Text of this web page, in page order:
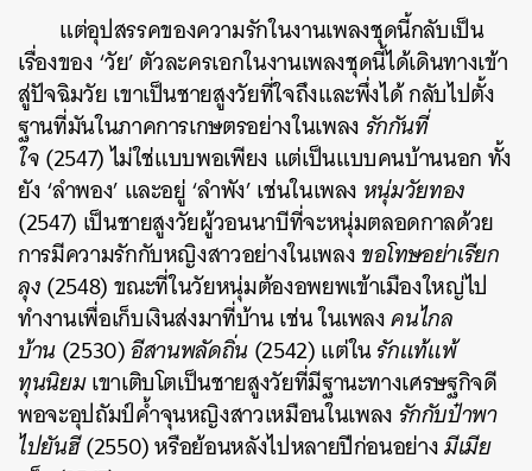
แต่อุปสรรคของความรักในงานเพลงชุดนี้กลับเป็น
เรื่องของ ‘วัย’ ตัวละครเอกในงานเพลงชุดนี้ได้เดินทางเข้า
สู่ปัจฉิมวัย เขาเป็นชายสูงวัยที่ใจถึงและพึ่งได้ กลับไปตั้ง
ฐานที่มันในภาคการเกษตรอย่างในเพลง รักกันที่
ใจ(2547) ไม่ใช่แบบพอเพียง แต่เป็นแบบคนบ้านนอก ทั้ง
ยัง ‘ลำพอง’ และอยู่ ‘ลำพัง’ เช่นในเพลง หนุ่มวัยทอง
(2547) เป็นชายสูงวัยผู้วอนนาบีที่จะหนุ่มตลอดกาลด้วย
การมีความรักกับหญิงสาวอย่างในเพลงขอโทษอย่าเรียก
ลุง(2548) ขณะที่ในวัยหนุ่มต้องอพยพเข้าเมืองใหญ่ไป
ทำงานเพื่อเก็บเงินส่งมาที่บ้าน เช่น ในเพลงคนไกล
บ้าน(2530)อีสานพลัดถิ่น(2542) แต่ในรักแท้แพ้
ทุนนิยมเขาเติบโตเป็นชายสูงวัยที่มีฐานะทางเศรษฐกิจดี
พอจะอุปถัมป์ค้ำจุนหญิงสาวเหมือนในเพลง รักกับป๋าพา
ไปยันฮี(2550) หรือย้อนหลังไปหลายปีก่อนอย่างมีเมีย